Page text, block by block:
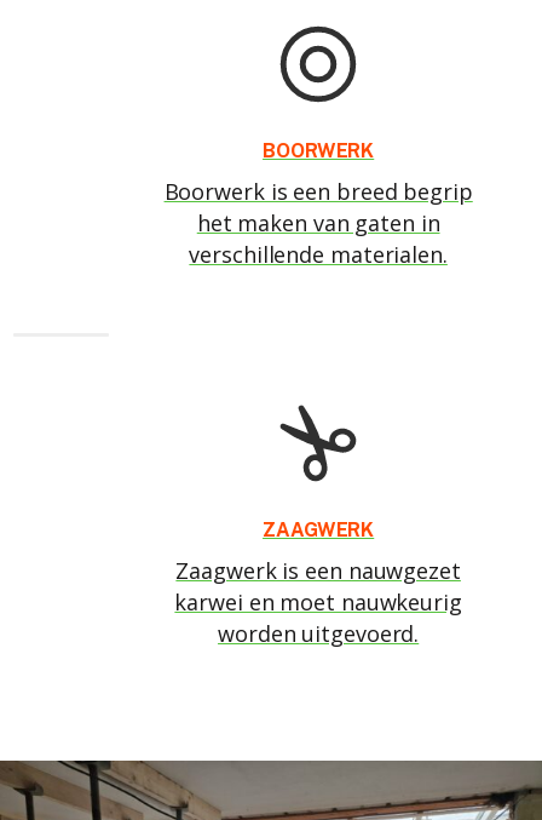
BOORWERK
Boorwerk is een breed begrip
het maken van gaten in
verschillende materialen.
ZAAGWERK
Zaagwerk is een nauwgezet
karwei en moet nauwkeurig
worden uitgevoerd.